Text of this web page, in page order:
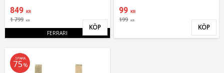
849 KR
1 799 KR
FERRARI Lägg till i favoriter
KÖP
99 KR
199 KR
KÖP
SPARA
75 %